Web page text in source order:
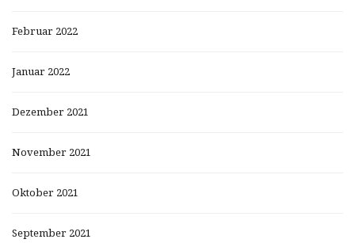
Februar 2022
Januar 2022
Dezember 2021
November 2021
Oktober 2021
September 2021